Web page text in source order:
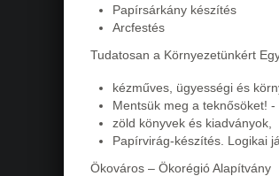
Papírsárkány készítés
Arcfestés
Tudatosan a Környezetünkért
kézműves, ügyességi és
Mentsük meg a teknősöket!
zöld könyvek és kiadványok,
Papírvirág-készítés. Logikai
Ökováros – Ökorégió Alapítvány